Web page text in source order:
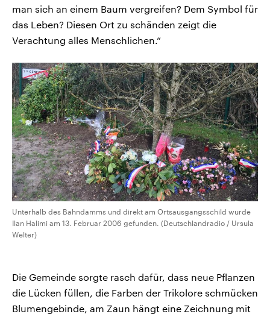
man sich an einem Baum vergreifen? Dem Symbol für
das Leben? Diesen Ort zu schänden zeigt die
Verachtung alles Menschlichen.“
Unterhalb des Bahndamms und direkt am Ortsausgangsschild wurde
Ilan Halimi am 13. Februar 2006 gefunden. (Deutschlandradio / Ursula
Welter)
Die Gemeinde sorgte rasch dafür, dass neue Pflanzen
die Lücken füllen, die Farben der Trikolore schmücken
Blumengebinde, am Zaun hängt eine Zeichnung mit